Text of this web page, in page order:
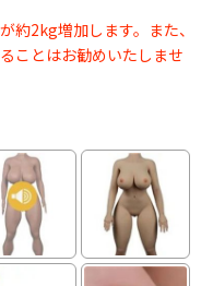
約2kg増加します。また、
ことはお勧めいたしませ